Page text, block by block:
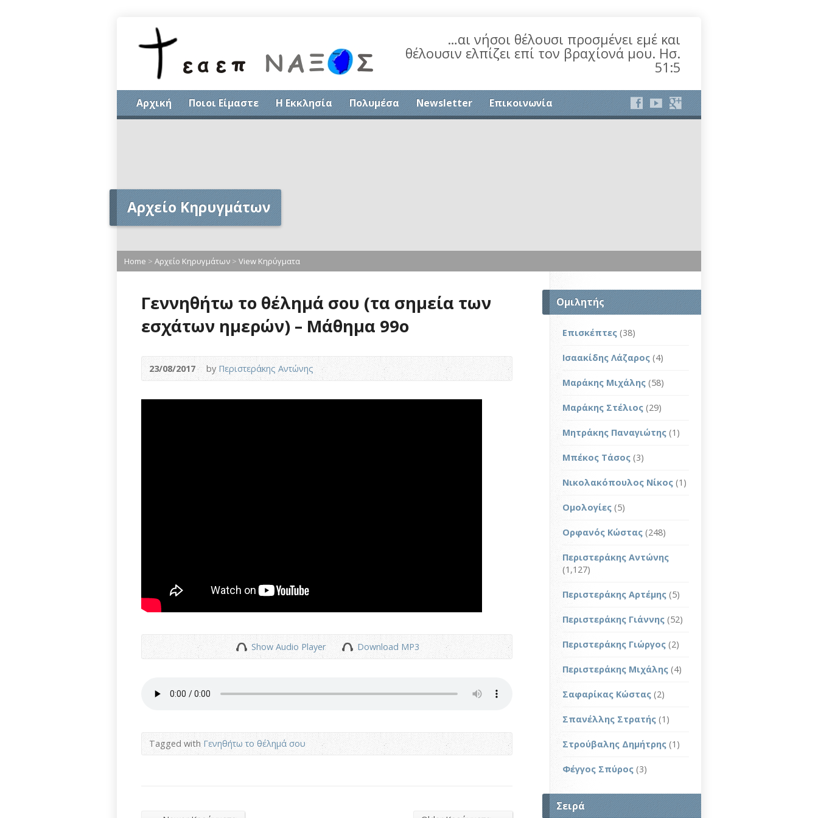
…αι νήσοι θέλουσι προσμένει εμέ και
θέλουσιν ελπίζει επί τον βραχίονά μου. Ησ.
51:5
Αρχική Ποιοι Είμαστε Η Εκκλησία Πολυμέσα Newsletter Επικοινωνία
Αρχείο Κηρυγμάτων
Home > Αρχείο Κηρυγμάτων > View Κηρύγματα
Γεννηθήτω το θέλημά σου (τα σημεία των
εσχάτων ημερών) – Μάθημα 99ο
23/08/2017 byΠεριστεράκης Αντώνης
Show Audio Player Download MP3
Tagged withΓενηθήτω το θέλημά σου
Ομιλητής
Επισκέπτες (38)
Ισαακίδης Λάζαρος (4)
Μαράκης Μιχάλης (58)
Μαράκης Στέλιος (29)
Μητράκης Παναγιώτης (1)
Μπέκος Τάσος (3)
Νικολακόπουλος Νίκος (1)
Ομολογίες (5)
Ορφανός Κώστας (248)
Περιστεράκης Αντώνης
(1,127)
Περιστεράκης Αρτέμης (5)
Περιστεράκης Γιάννης (52)
Περιστεράκης Γιώργος (2)
Περιστεράκης Μιχάλης (4)
Σαφαρίκας Κώστας (2)
Σπανέλλης Στρατής (1)
Στρούβαλης Δημήτρης (1)
Φέγγος Σπύρος (3)
Σειρά